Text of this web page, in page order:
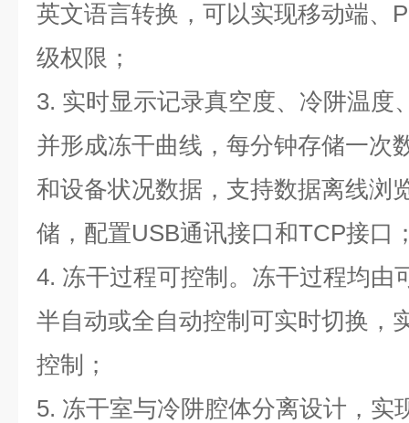
英文语言转换，可以实现移动端、
级权限；
3. 实时显示记录真空度、冷阱温度
并形成冻干曲线，每分钟存储一次
和设备状况数据，支持数据离线浏
储，配置USB通讯接口和TCP接口
4. 冻干过程可控制。冻干过程均由
半自动或全自动控制可实时切换，
控制；
5. 冻干室与冷阱腔体分离设计，实